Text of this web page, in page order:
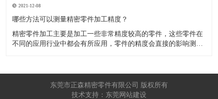
自动化技术水平高，非常适合加工轮廊样子繁杂的曲线图，斜面
零
2021-12-08
​哪些方法可以测量精密零件加工精度？
精密零件加工主要是加工一些非常精度较高的零件，这些零件在
不同的应用行业中都会有所应用，零件的精度会直接的影响测量
工按量具量仪的读数值是否直接表示被测尺寸的数值，可分为测
东莞市正森精密零件有限公司 版权所有
技术支持：东莞网站建设